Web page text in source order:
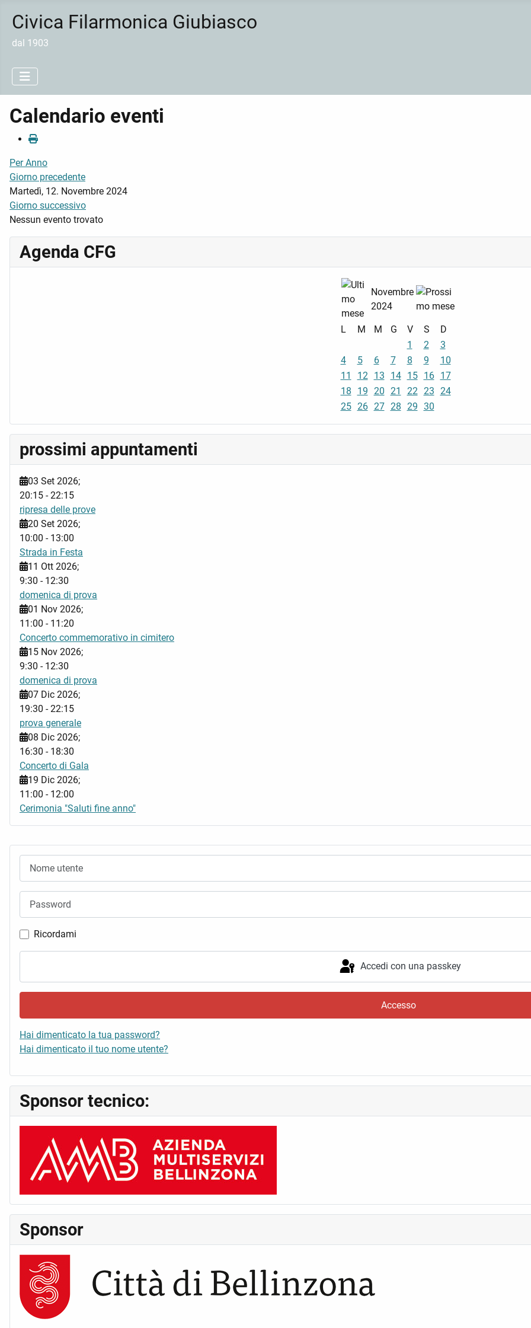
Civica Filarmonica Giubiasco
dal 1903
Ricordami
Accedi con una passkey
Accesso
Hai dimenticato la tua password?
Hai dimenticato il tuo nome utente?
Sponsor tecnico:
Sponsor
Calendario eventi
Per Anno
Giorno precedente
Martedì, 12. Novembre 2024
Giorno successivo
Nessun evento trovato
Agenda CFG
Novembre
2024
L M M G V S
D
1
2
3
4
5 6 7 8 9
10
11
12 13 14 15 16
17
18
19 20 21 22 23 24
25 26 27 28 29 30
prossimi appuntamenti
03 Set 2026;
20:15 -22:15
ripresa delle prove
20 Set 2026;
10:00 - 13:00
Strada in Festa
11 Ott 2026;
9:30 - 12:30
domenica di prova
01 Nov 2026;
11:00 - 11:20
Concerto commemorativo in cimitero
15 Nov 2026;
9:30 - 12:30
domenica di prova
07 Dic 2026;
19:30 -22:15
prova generale
08 Dic 2026;
16:30 - 18:30
Concerto di Gala
19 Dic 2026;
11:00 - 12:00
Cerimonia "Saluti fine anno"